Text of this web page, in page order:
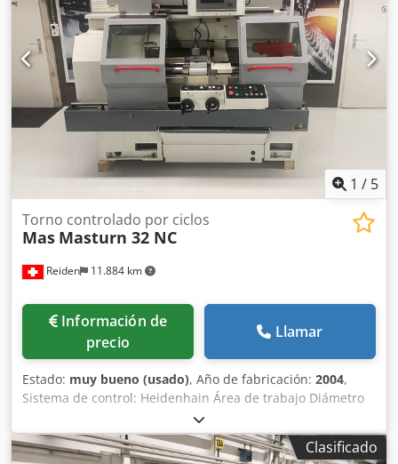
1 / 5
Reiden 11.884 km
Torno controlado por ciclos
Mas Masturn 32 NC
Información de
precio
Llamar
Estado: muy bueno (usado), Año de fabricación: 2004,
Sistema de control: Heidenhain Área de trabajo Diámetro
máximo de giro sobre el carro: 320 mm Diámetro máximo
de giro sobre el soporte: 150 mm Distancia entre puntos:
800 mm Husillo de trabajo Tipo de cono del husillo según
Clasificado